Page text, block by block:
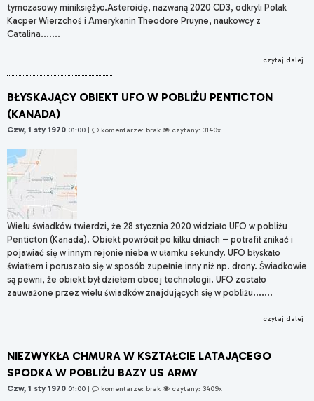
tymczasowy miniksiężyc.Asteroidę, nazwaną 2020 CD3, odkryli Polak
Kacper Wierzchoś i Amerykanin Theodore Pruyne, naukowcy z
Catalina.......
czytaj dalej
BŁYSKAJĄCY OBIEKT UFO W POBLIŻU PENTICTON
(KANADA)
Czw, 1 sty 1970 01:00 | komentarze: brak czytany: 3140x
Wielu świadków twierdzi, że 28 stycznia 2020 widziało UFO w pobliżu
Penticton (Kanada). Obiekt powrócił po kilku dniach – potrafił znikać i
pojawiać się w innym rejonie nieba w ułamku sekundy. UFO błyskało
światłem i poruszało się w sposób zupełnie inny niż np. drony. Świadkowie
są pewni, że obiekt był dziełem obcej technologii. UFO zostało
zauważone przez wielu świadków znajdujących się w pobliżu.......
czytaj dalej
NIEZWYKŁA CHMURA W KSZTAŁCIE LATAJĄCEGO
SPODKA W POBLIŻU BAZY US ARMY
Czw, 1 sty 1970 01:00 | komentarze: brak czytany: 3409x